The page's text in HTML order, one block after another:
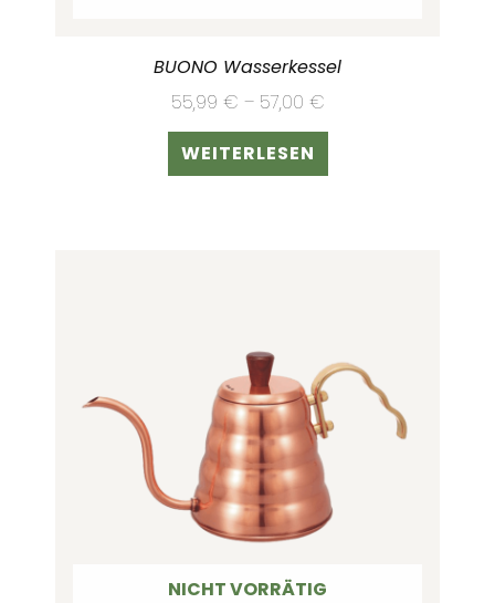
BUONO Wasserkessel
55,99 € – 57,00 €
WEITERLESEN
NICHT VORRÄTIG